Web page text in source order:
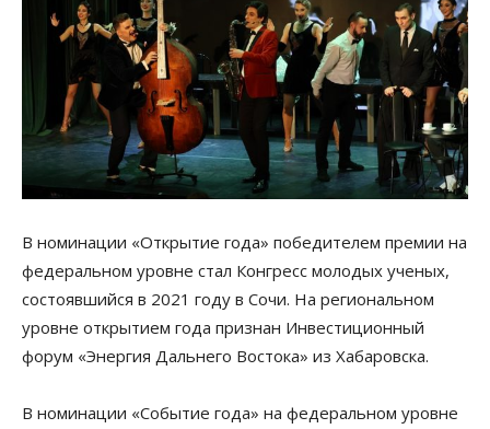
В номинации «Открытие года» победителем премии на
федеральном уровне стал Конгресс молодых ученых,
состоявшийся в 2021 году в Сочи. На региональном
уровне открытием года признан Инвестиционный
форум «Энергия Дальнего Востока» из Хабаровска.
В номинации «Событие года» на федеральном уровне